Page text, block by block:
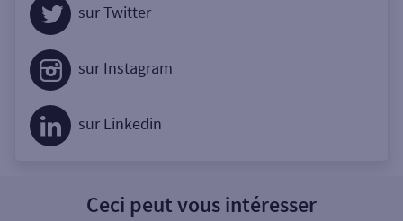
sur Twitter
sur Instagram
sur Linkedin
Ceci peut vous intéresser